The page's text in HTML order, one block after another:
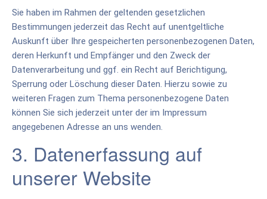
Sie haben im Rahmen der geltenden gesetzlichen
Bestimmungen jederzeit das Recht auf unentgeltliche
Auskunft über Ihre gespeicherten personenbezogenen Daten,
deren Herkunft und Empfänger und den Zweck der
Datenverarbeitung und ggf. ein Recht auf Berichtigung,
Sperrung oder Löschung dieser Daten. Hierzu sowie zu
weiteren Fragen zum Thema personenbezogene Daten
können Sie sich jederzeit unter der im Impressum
angegebenen Adresse an uns wenden.
3. Datenerfassung auf
unserer Website